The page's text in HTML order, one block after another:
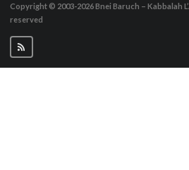
Copyright © 2003-2026Bnei Baruch – Kabbalah
reserved